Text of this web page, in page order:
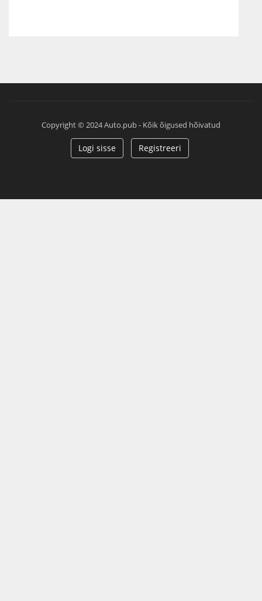
Copyright © 2024 Auto.pub - Kõik õigused hõivatud
Logi sisse Registreeri